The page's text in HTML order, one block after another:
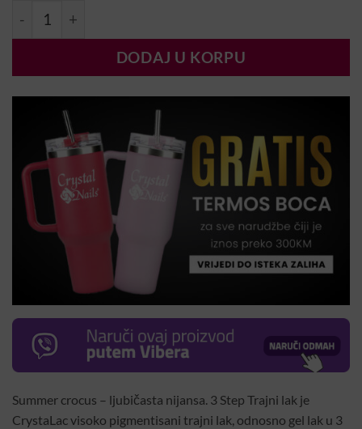
3 Step Trajni lak - 3S195 8ml količina
DODAJ U KORPU
Summer crocus – ljubičasta nijansa. 3 Step Trajni lak je
CrystaLac visoko pigmentisani trajni lak, odnosno gel lak u 3